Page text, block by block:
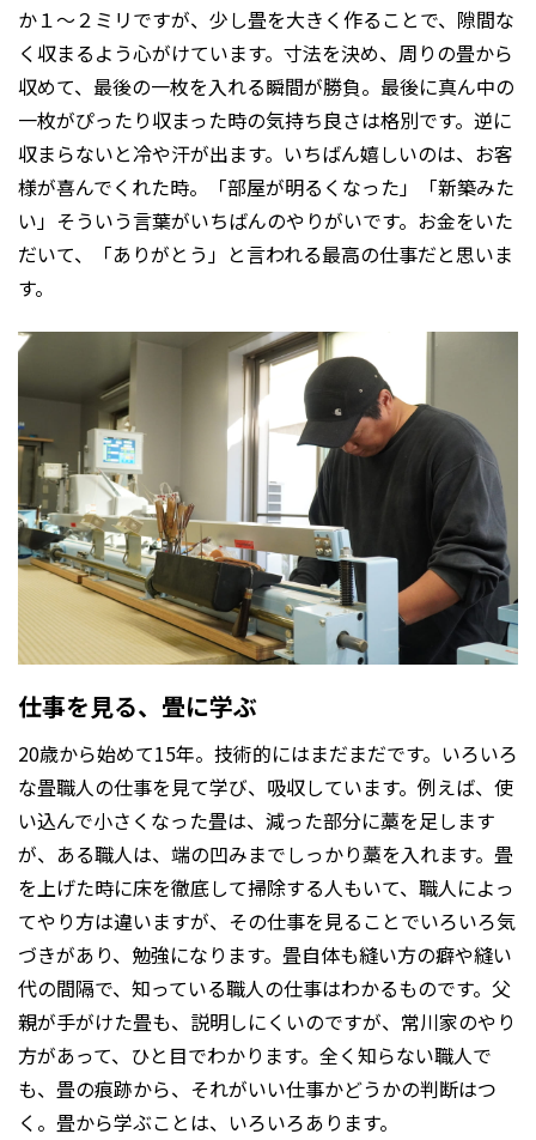
か１〜２ミリですが、少し畳を大きく作ることで、隙間な
く収まるよう心がけています。寸法を決め、周りの畳から
収めて、最後の一枚を入れる瞬間が勝負。最後に真ん中の
一枚がぴったり収まった時の気持ち良さは格別です。逆に
収まらないと冷や汗が出ます。いちばん嬉しいのは、お客
様が喜んでくれた時。「部屋が明るくなった」「新築みた
い」そういう言葉がいちばんのやりがいです。お金をいた
だいて、「ありがとう」と言われる最高の仕事だと思いま
す。
仕事を見る、畳に学ぶ
20歳から始めて15年。技術的にはまだまだです。いろいろ
な畳職人の仕事を見て学び、吸収しています。例えば、使
い込んで小さくなった畳は、減った部分に藁を足します
が、ある職人は、端の凹みまでしっかり藁を入れます。畳
を上げた時に床を徹底して掃除する人もいて、職人によっ
てやり方は違いますが、その仕事を見ることでいろいろ気
づきがあり、勉強になります。畳自体も縫い方の癖や縫い
代の間隔で、知っている職人の仕事はわかるものです。父
親が手がけた畳も、説明しにくいのですが、常川家のやり
方があって、ひと目でわかります。全く知らない職人で
も、畳の痕跡から、それがいい仕事かどうかの判断はつ
く。畳から学ぶことは、いろいろあります。